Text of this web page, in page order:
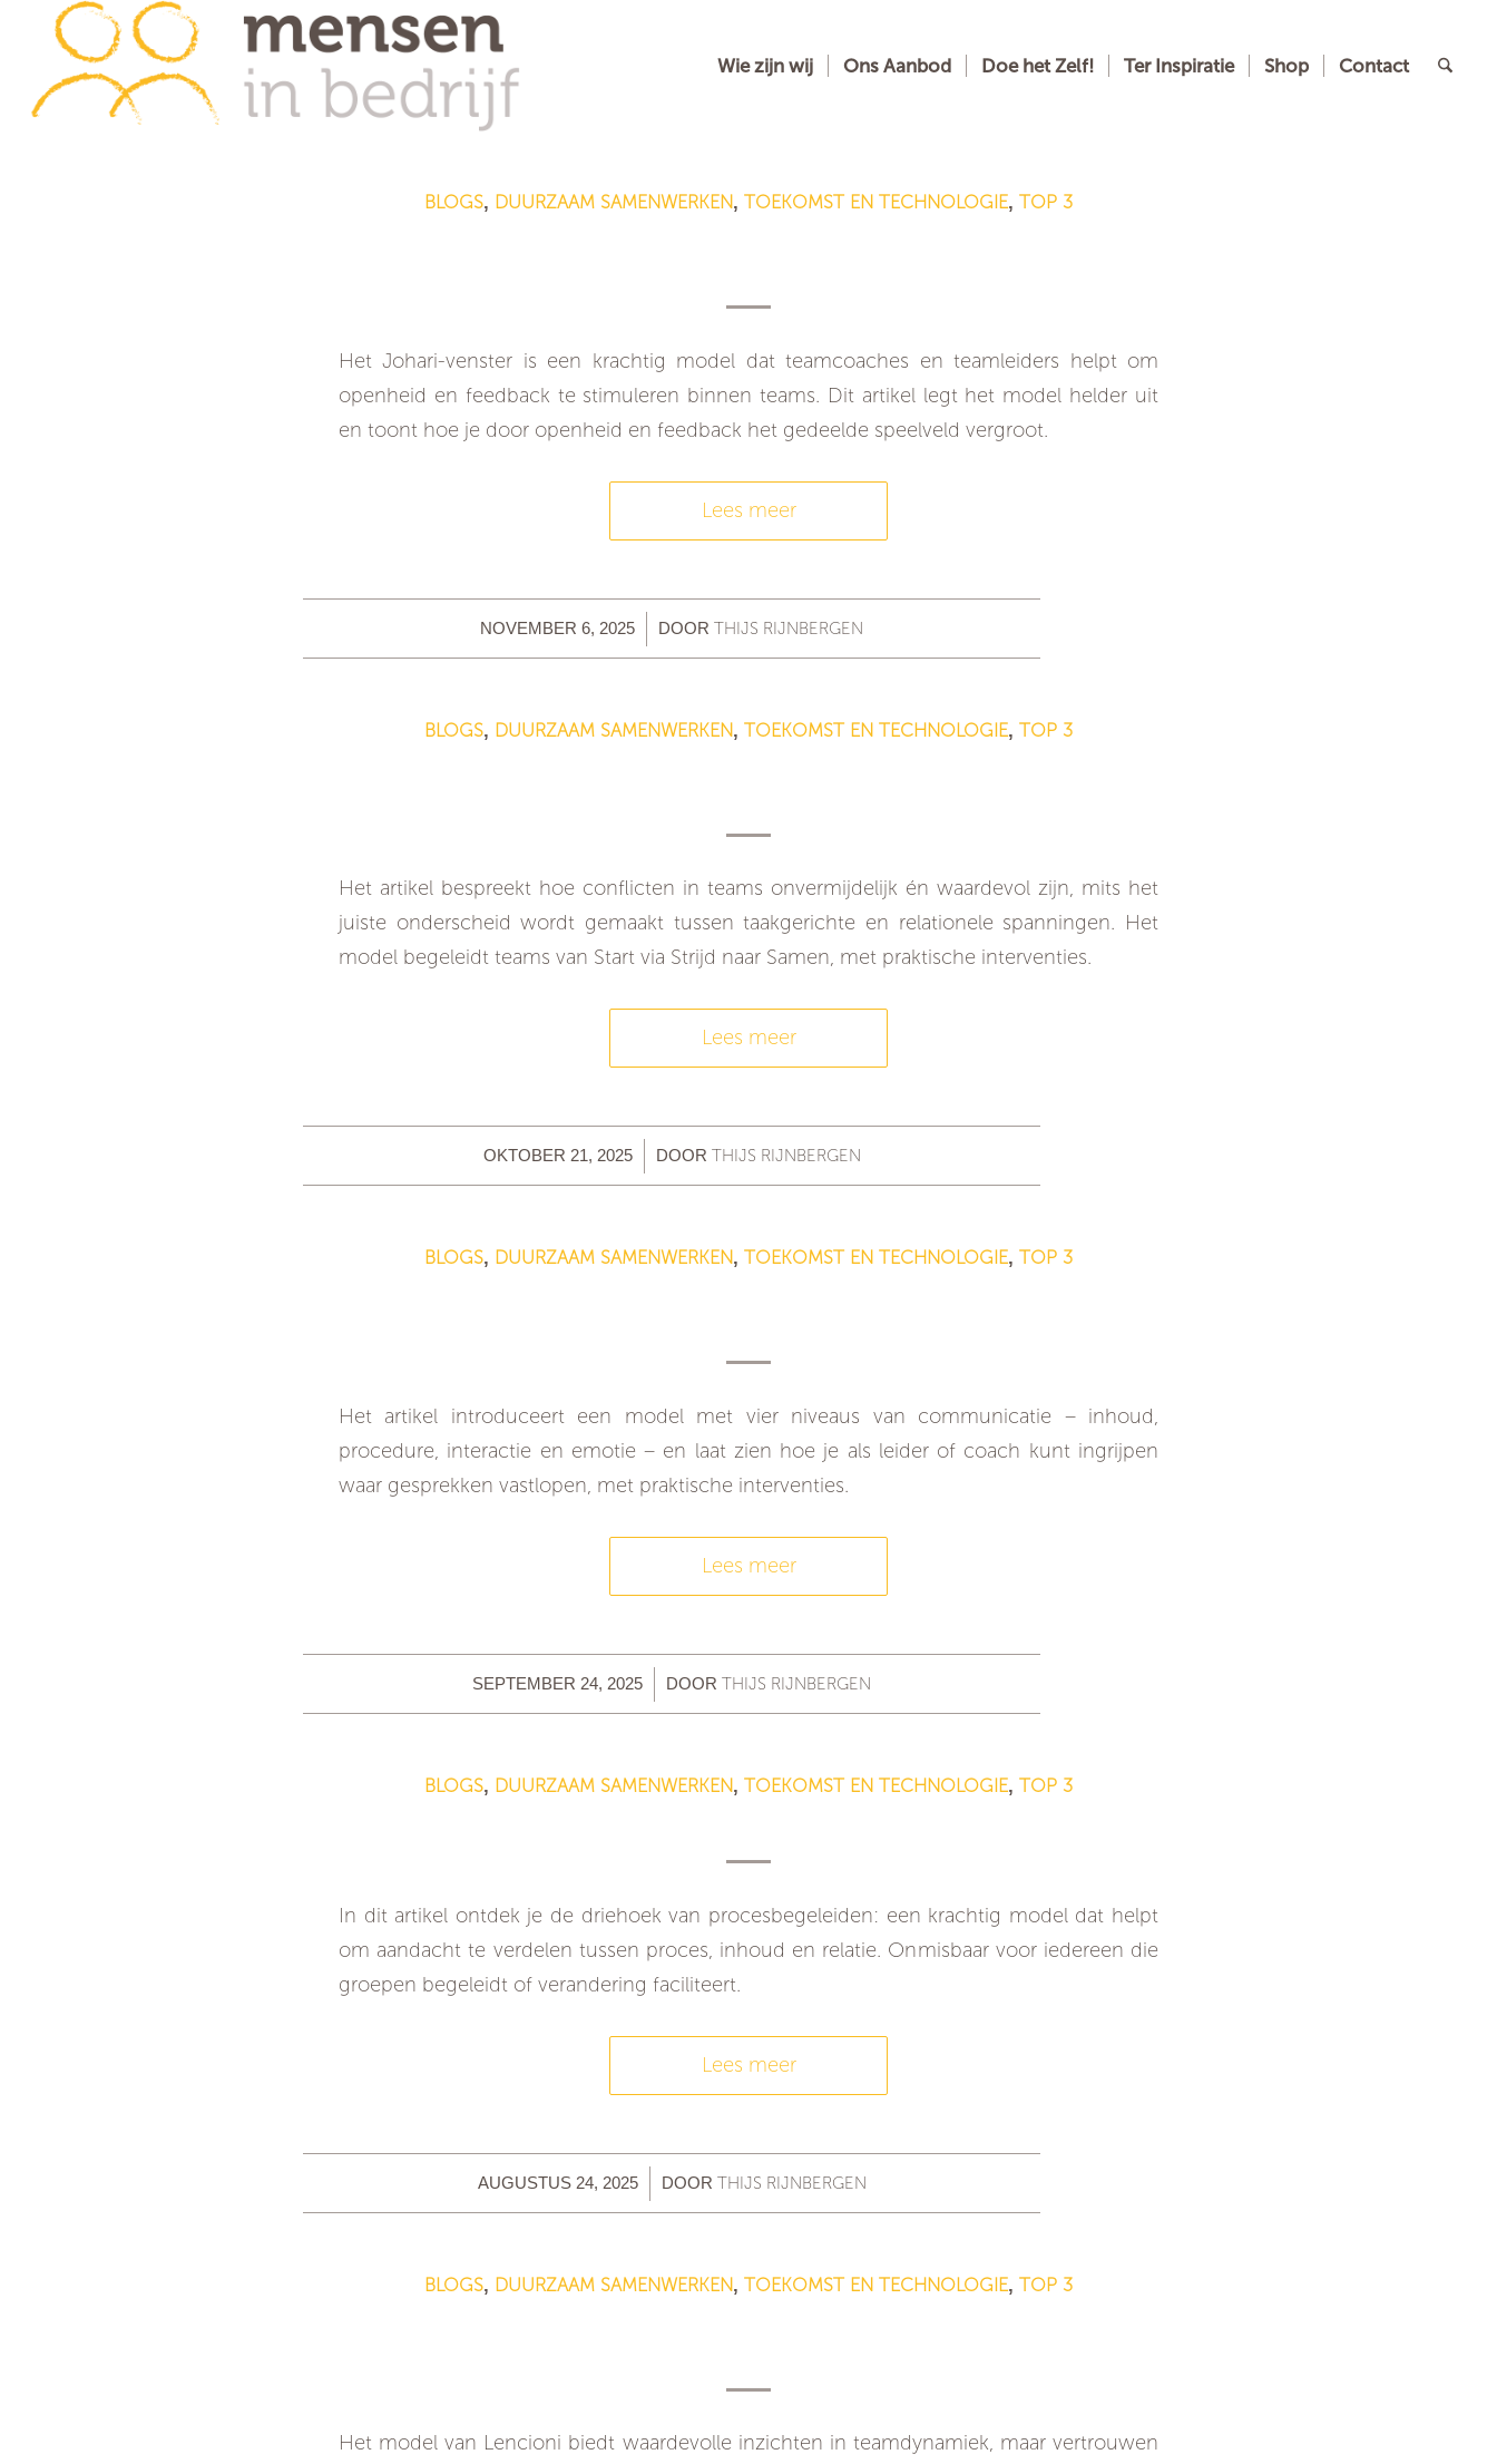
Wie zijn wij Ons Aanbod Doe het Zelf! Ter Inspiratie Shop Contact
BLOGS, DUURZAAM SAMENWERKEN, TOEKOMST EN TECHNOLOGIE, TOP 3
Het Johari-venster is een krachtig model dat teamcoaches en teamleiders helpt om
openheid en feedback te stimuleren binnen teams. Dit artikel legt het model helder uit
en toont hoe je door openheid en feedback het gedeelde speelveld vergroot.
Lees meer
NOVEMBER 6, 2025
/ DOORTHIJS RIJNBERGEN
BLOGS, DUURZAAM SAMENWERKEN, TOEKOMST EN TECHNOLOGIE, TOP 3
Het artikel bespreekt hoe conflicten in teams onvermijdelijk én waardevol zijn, mits het
juiste onderscheid wordt gemaakt tussen taakgerichte en relationele spanningen. Het
model begeleidt teams van Start via Strijd naar Samen, met praktische interventies.
Lees meer
OKTOBER 21, 2025
/ DOOR THIJS RIJNBERGEN
BLOGS, DUURZAAM SAMENWERKEN, TOEKOMST EN TECHNOLOGIE, TOP 3
Het artikel introduceert een model met vier niveaus van communicatie – inhoud,
procedure, interactie en emotie – en laat zien hoe je als leider of coach kunt ingrijpen
waar gesprekken vastlopen, met praktische interventies.
Lees meer
SEPTEMBER 24, 2025
/ DOORTHIJS RIJNBERGEN
BLOGS, DUURZAAM SAMENWERKEN, TOEKOMST EN TECHNOLOGIE, TOP 3
In dit artikel ontdek je de driehoek van procesbegeleiden: een krachtig model dat helpt
om aandacht te verdelen tussen proces, inhoud en relatie. Onmisbaar voor iedereen die
groepen begeleidt of verandering faciliteert.
Lees meer
AUGUSTUS 24, 2025
/ DOOR THIJS RIJNBERGEN
BLOGS, DUURZAAM SAMENWERKEN, TOEKOMST EN TECHNOLOGIE, TOP 3
Het model van Lencioni biedt waardevolle inzichten in teamdynamiek, maar vertrouwen